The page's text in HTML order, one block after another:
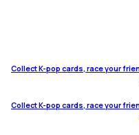
Collect K-pop cards, race your
Collect K-pop cards, race your